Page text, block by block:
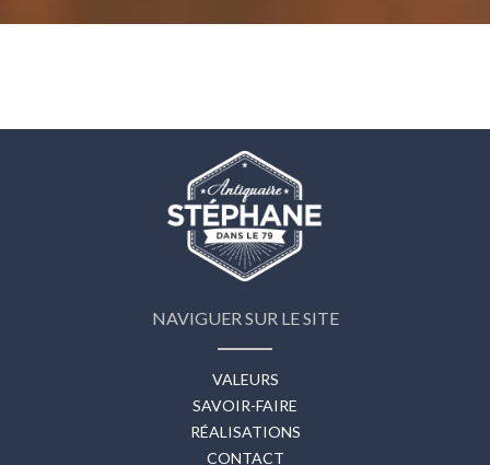
NAVIGUER SUR LE SITE
VALEURS
SAVOIR-FAIRE
RÉALISATIONS
CONTACT